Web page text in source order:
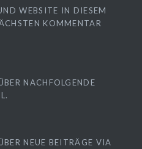
WEBSITE IN DIESEM
KOMMENTAR
NACHFOLGENDE
NEUE BEITRÄGE VIA